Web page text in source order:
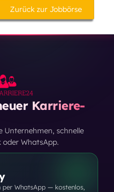
Zurück zur Jobbörse
Karriere-
Unternehmen, schnelle
WhatsApp.
WhatsApp — kostenlos,